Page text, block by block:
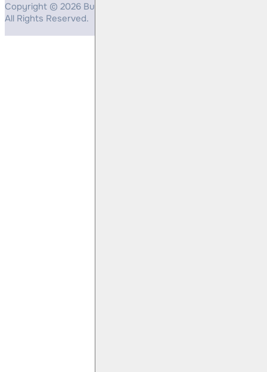
Copyright © 2026 Bulls Yatırım Menkul Değerler
All Rights Reserved.